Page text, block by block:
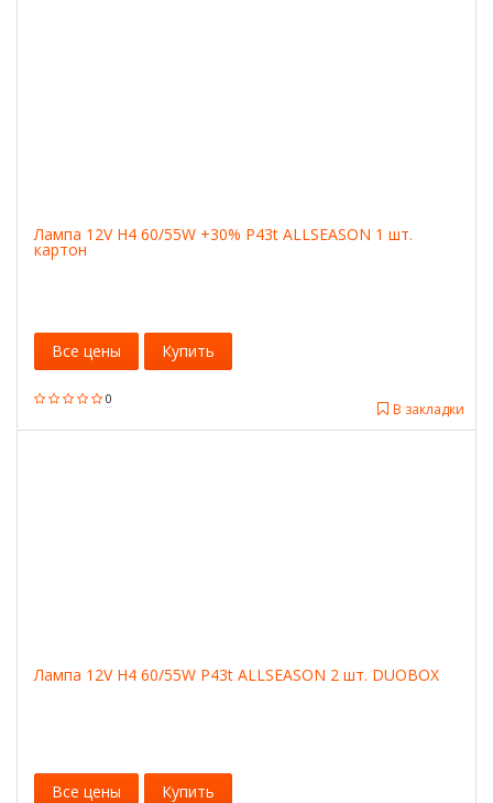
Лампа 12V H4 60/55W +30% P43t ALLSEASON 1 шт.
картон
0
В закладки
Все цены Купить
Лампа 12V H4 60/55W P43t ALLSEASON 2 шт. DUOBOX
Все цены Купить